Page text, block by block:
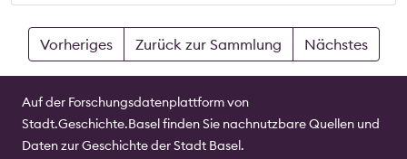
Vorheriges Zurück zur Sammlung Nächstes
Auf der Forschungsdatenplattform von
Stadt.Geschichte.Basel finden Sie nachnutzbare Quellen und
Daten zur Geschichte der Stadt Basel.